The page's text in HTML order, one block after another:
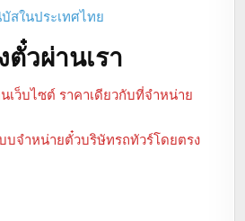
สในประเทศไทย
วผ่านเรา
เว็บไซต์ ราคาเดียวกับที่จำหน่าย
บจำหน่ายตั๋วบริษัทรถทัวร์โดยตรง